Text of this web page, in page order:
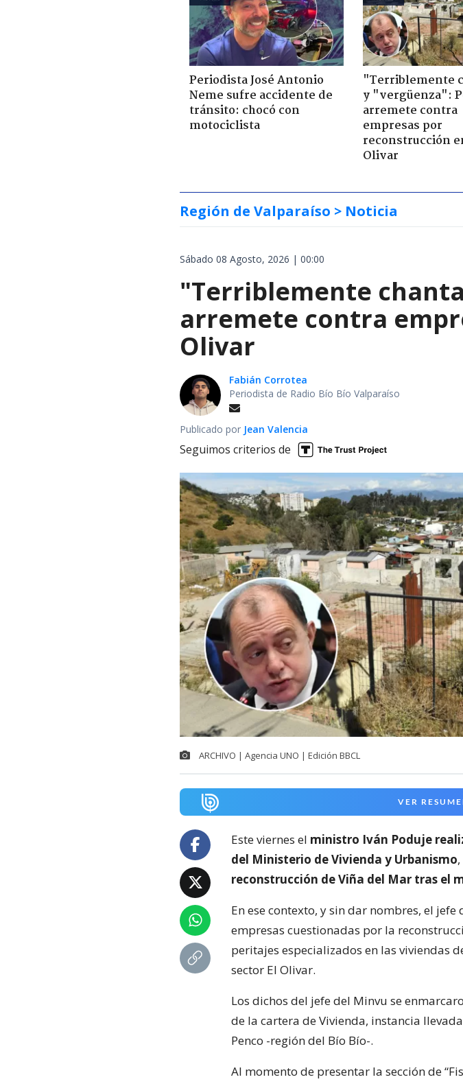
Periodista José Antonio
Neme sufre accidente de
tránsito: chocó con
motociclista
"Terriblemente
y "vergüenza":
arremete contra
empresas por
reconstrucción
Olivar
Región de Valparaíso > Noticia
Sábado 08 Agosto, 2026 | 00:00
"Terriblemente
arremete contra
Olivar
Fabián Corrotea
Periodista de Radio Bío Bío Valparaíso
Publicado por Jean Valencia
Seguimos criterios de
ARCHIVO | Agencia UNO | Edición BBCL
VER
Este viernes el ministro Iván Poduje
del Ministerio de Vivienda y Urbanismo
reconstrucción de Viña del Mar tras el
En ese contexto, y sin dar nombres, el
empresas cuestionadas por la
peritajes especializados en las viviendas
sector El Olivar.
Los dichos del jefe del Minvu se
de la cartera de Vivienda, instancia
Penco -región del Bío Bío-.
Al momento de presentar la sección de